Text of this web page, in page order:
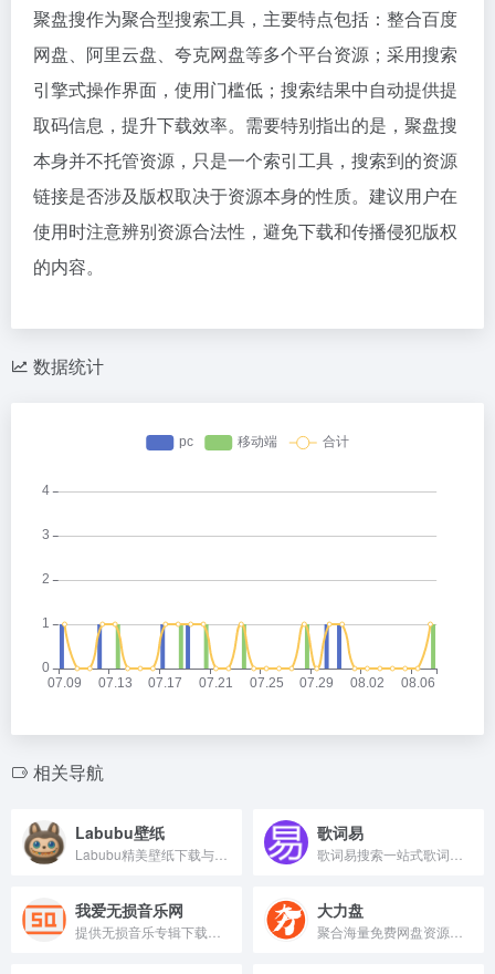
聚盘搜作为聚合型搜索工具，主要特点包括：整合百度
网盘、阿里云盘、夸克网盘等多个平台资源；采用搜索
引擎式操作界面，使用门槛低；搜索结果中自动提供提
取码信息，提升下载效率。需要特别指出的是，聚盘搜
本身并不托管资源，只是一个索引工具，搜索到的资源
链接是否涉及版权取决于资源本身的性质。建议用户在
使用时注意辨别资源合法性，避免下载和传播侵犯版权
的内容。
数据统计
相关导航
Labubu壁纸 歌词易
我爱无损音乐网 大力盘